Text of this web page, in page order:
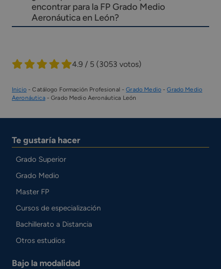
encontrar para la FP Grado Medio
Aeronáutica en León?
4.9 / 5 (3053 votos)
Inicio-Catálogo Formación Profesional -Grado Medio-Grado Medio
Aeronáutica-Grado Medio Aeronáutica León
Te gustaría hacer
Grado Superior
Grado Medio
Master FP
Cursos de especialización
Bachillerato a Distancia
Otros estudios
Bajo la modalidad